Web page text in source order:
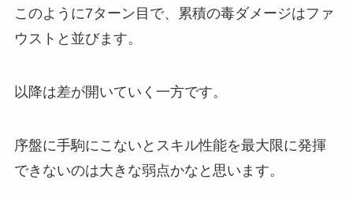
このように7ターン目で、累積の毒ダメージはファ
ウストと並びます。
以降は差が開いていく一方です。
序盤に手駒にこないとスキル性能を最大限に発揮
できないのは大きな弱点かなと思います。